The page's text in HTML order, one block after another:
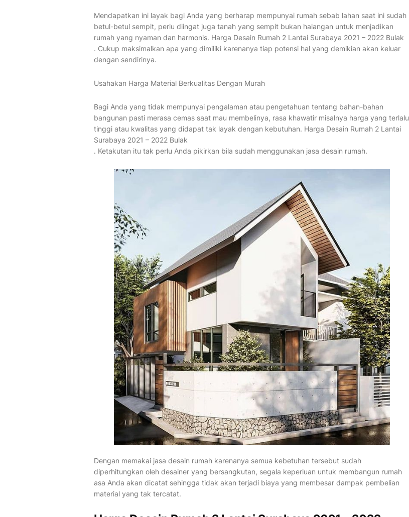
Mendapatkan ini layak bagi Anda yang berharap mempunyai rumah sebab lahan saat ini sudah
betul-betul sempit, perlu diingat juga tanah yang sempit bukan halangan untuk menjadikan
rumah yang nyaman dan harmonis. Harga Desain Rumah 2 Lantai Surabaya 2021 – 2022 Bulak
. Cukup maksimalkan apa yang dimiliki karenanya tiap potensi hal yang demikian akan keluar
dengan sendirinya.
Usahakan Harga Material Berkualitas Dengan Murah
Bagi Anda yang tidak mempunyai pengalaman atau pengetahuan tentang bahan-bahan
bangunan pasti merasa cemas saat mau membelinya, rasa khawatir misalnya harga yang terlalu
tinggi atau kwalitas yang didapat tak layak dengan kebutuhan. Harga Desain Rumah 2 Lantai
Surabaya 2021 – 2022 Bulak
. Ketakutan itu tak perlu Anda pikirkan bila sudah menggunakan jasa desain rumah.
Dengan memakai jasa desain rumah karenanya semua kebetuhan tersebut sudah
diperhitungkan oleh desainer yang bersangkutan, segala keperluan untuk membangun rumah
asa Anda akan dicatat sehingga tidak akan terjadi biaya yang membesar dampak pembelian
material yang tak tercatat.